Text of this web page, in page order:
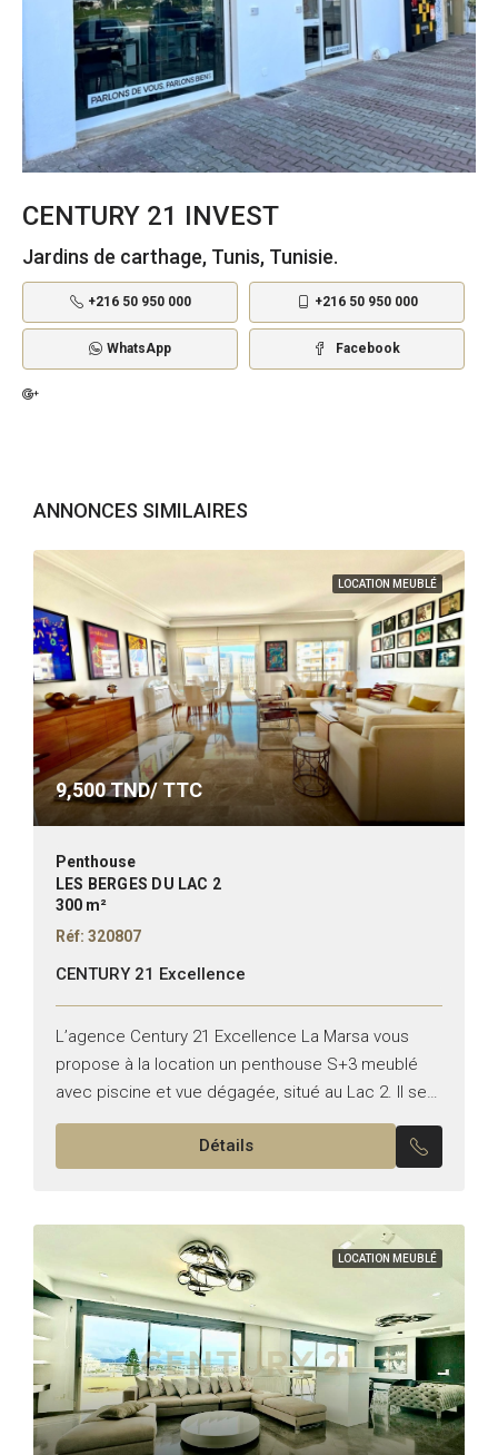
CENTURY 21 INVEST
Jardins de carthage, Tunis, Tunisie.
+216 50 950 000 +216 50 950 000
WhatsApp Facebook
ANNONCES SIMILAIRES
LOCATION MEUBLÉ
9,500TND/ TTC
Penthouse
LES BERGES DU LAC 2
300 m²
Réf: 320807
CENTURY 21 Excellence
L’agence Century 21 Excellence La Marsa vous
propose à la location un penthouse S+3 meublé
avec piscine et vue dégagée, situé au Lac 2. Il se
compose de : Partie jour :...
Détails
LOCATION MEUBLÉ